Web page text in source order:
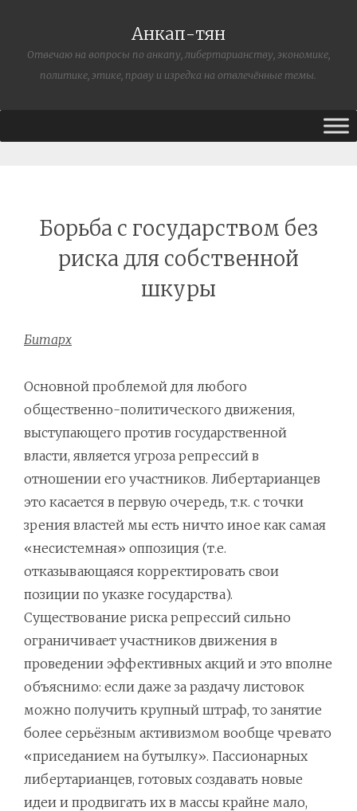
Анкап-тян
Отвечаю на вопросы по анкапу, либертарианству, экономике,
политике, этике, праву и изредка на отвлечённые темы.
Борьба с государством без
риска для собственной
шкуры
Битарх
Основной проблемой для любого
общественно-политического движения,
выступающего против государственной
власти, является угроза репрессий в
отношении его участников. Либертарианцев
это касается в первую очередь, т.к. с точки
зрения властей мы есть ничто иное как самая
«несистемная» оппозиция (т.е.
отказывающаяся корректировать свои
позиции по указке государства).
Существование риска репрессий сильно
ограничивает участников движения в
проведении эффективных акций и это вполне
объяснимо: если даже за раздачу листовок
можно получить крупный штраф, то занятие
более серьёзным активизмом вообще чревато
«приседанием на бутылку». Пассионарных
либертарианцев, готовых создавать новые
идеи и продвигать их в массы крайне мало,